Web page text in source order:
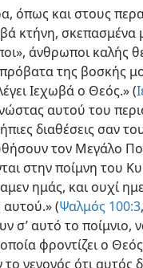
όπως και στους
κτήνη, σκεπασμένα
άνθρωποι καλής
της βοσκής
Ιεχωβά ο Θεός.» (
αυτού του
διαθέσεις σαν
τον Μεγάλο
στην ποίμνη του
ημάς, και ουχί
(Ψαλμός 100:3
σ’ αυτό το ποίμνιο,
φροντίζει ο Θεός
γεγονός ότι αυτός